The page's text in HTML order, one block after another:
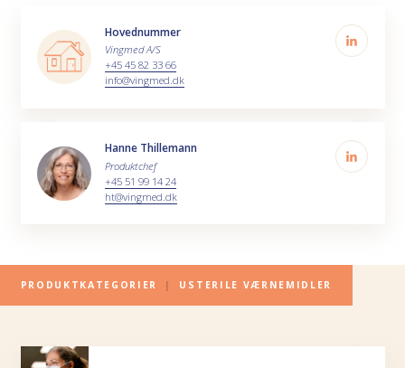
Hovednummer
Vingmed A/S
+45 45 82 33 66
info@vingmed.dk
Hanne Thillemann
Produktchef
+45 51 99 14 24
ht@vingmed.dk
PRODUKTKATEGORIER | USTERILE VÆRNEMIDLER